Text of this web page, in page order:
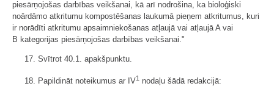
piesārņojošas darbības veikšanai, kā arī nodrošina, ka bioloģiski
noārdāmo atkritumu kompostēšanas laukumā pieņem atkritumus, kuri
ir norādīti atkritumu apsaimniekošanas atļaujā vai atļaujā A vai
B kategorijas piesārņojošas darbības veikšanai."
17. Svītrot 40.1. apakšpunktu.
18. Papildināt noteikumus ar IV1 nodaļu šādā redakcijā: